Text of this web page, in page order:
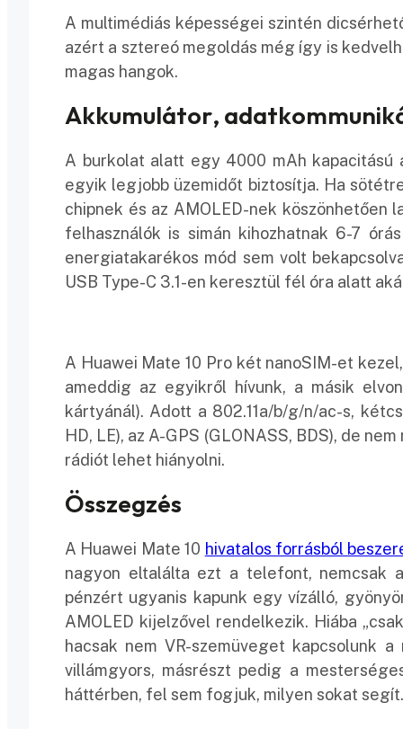
A multimédiás képességei szintén
azért a sztereó megoldás még így is
magas hangok.
Akkumulátor,
A burkolat alatt egy 4000 mAh kapacitású
egyik legjobb üzemidőt biztosítja. Ha
chipnek és az AMOLED-nek köszönhetően
felhasználók is simán kihozhatnak 6-7
energiatakarékos mód sem volt
USB Type-C 3.1-en keresztül fél óra alatt
A Huawei Mate 10 Pro két nanoSIM-et
ameddig az egyikről hívunk, a másik
kártyánál). Adott a 802.11a/b/g/n/ac-s,
HD, LE), az A-GPS (GLONASS, BDS), de
rádiót lehet hiányolni.
Összegzés
A Huawei Mate 10 hivatalos forrásból
nagyon eltalálta ezt a telefont, nemcsak
pénzért ugyanis kapunk egy vízálló,
AMOLED kijelzővel rendelkezik. Hiába
hacsak nem VR-szemüveget kapcsolunk
villámgyors, másrészt pedig a
háttérben, fel sem fogjuk, milyen sokat segít.